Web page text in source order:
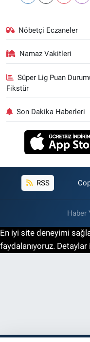
Nöbetçi Eczaneler
Namaz Vakitleri
Süper Lig Puan
Fikstür
Son Dakika Haberleri
RSS
Haber
En iyi site deneyimi
faydalanıyoruz. Detaylar